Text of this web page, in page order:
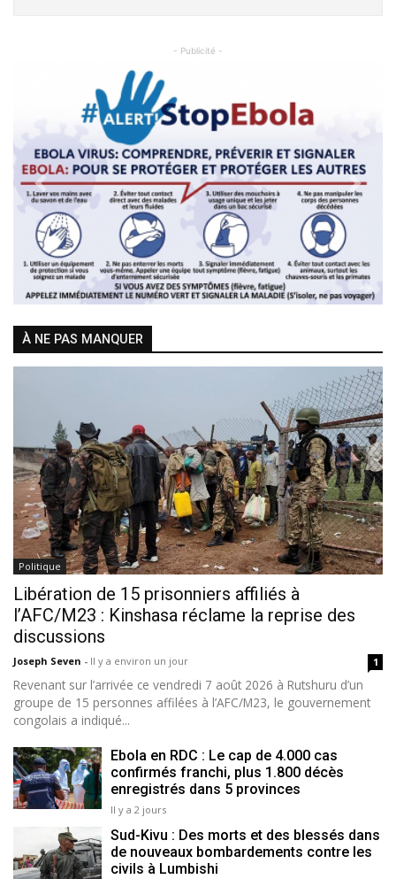
- Publicité -
Previous Next
À NE PAS MANQUER
Politique
Libération de 15 prisonniers affiliés à
l’AFC/M23 : Kinshasa réclame la reprise des
discussions
Joseph Seven - Il y a environ un jour 1
Revenant sur l’arrivée ce vendredi 7 août 2026 à Rutshuru d’un
groupe de 15 personnes affilées à l’AFC/M23, le gouvernement
congolais a indiqué...
Ebola en RDC : Le cap de 4.000 cas
confirmés franchi, plus 1.800 décès
enregistrés dans 5 provinces
Il y a 2 jours
Sud-Kivu : Des morts et des blessés dans
de nouveaux bombardements contre les
civils à Lumbishi